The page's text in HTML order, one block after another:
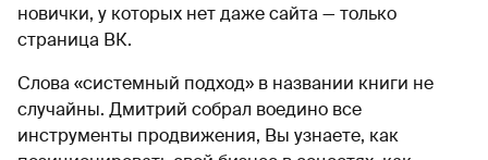
новички, у которых нет даже сайта — только
страница ВК.
Слова «системный подход» в названии книги не
случайны. Дмитрий собрал воедино все
инструменты продвижения, Вы узнаете, как